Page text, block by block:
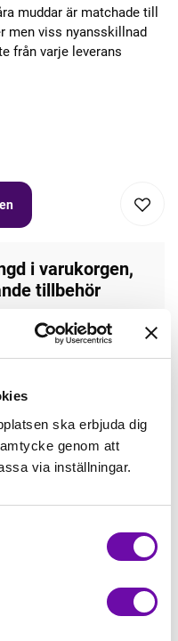
ska erbjuda dig
genom att
via inställningar.
muddar är matchade till
men viss nyansskillnad
från varje leverans
i varukorgen,
tillbehör
Tråd matchande +45,00kr
+70,00kr
Borstad jogging, matchande +75,00kr
+100,00kr